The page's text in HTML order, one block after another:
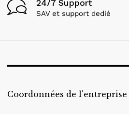
24/7 Support
SAV et support dedié
Coordonnées de l'entreprise